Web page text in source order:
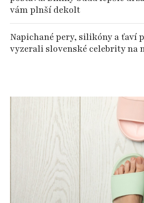
vám plnší dekolt
Napichané pery, silikóny a ťaví
vyzerali slovenské celebrity na